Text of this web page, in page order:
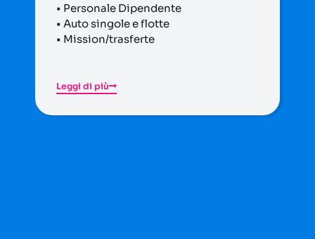
• Personale Dipendente
• Auto singole e flotte
• Mission/trasferte
Leggi di più